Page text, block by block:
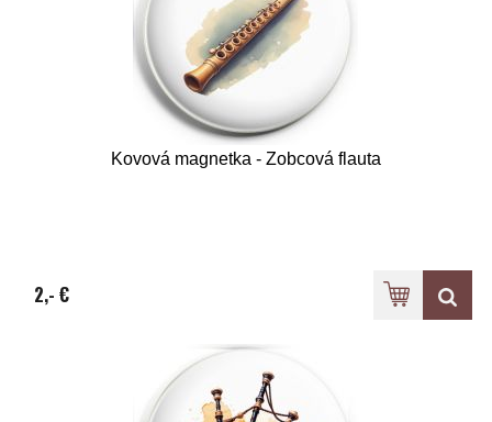
Kovová magnetka - Zobcová flauta
2,- €